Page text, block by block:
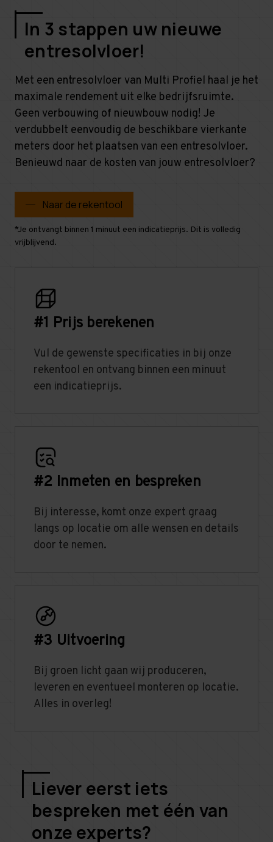
In 3 stappen uw nieuwe
entresolvloer!
Met een entresolvloer van Multi Profiel haal je het
maximale rendement uit elke bedrijfsruimte.
Geen verbouwing of nieuwbouw nodig! Je
verdubbelt eenvoudig de beschikbare vierkante
meters door het plaatsen van een entresolvloer.
Benieuwd naar de kosten van jouw entresolvloer?
Naar de rekentool
*Je ontvangt binnen 1 minuut een indicatieprijs. Dit is volledig
vrijblijvend.
#1 Prijs berekenen
Vul de gewenste specificaties in bij onze
rekentool en ontvang binnen een minuut
een indicatieprijs.
#2 Inmeten en bespreken
Bij interesse, komt onze expert graag
langs op locatie om alle wensen en details
door te nemen.
#3 Uitvoering
Bij groen licht gaan wij produceren,
leveren en eventueel monteren op locatie.
Alles in overleg!
Liever eerst iets
bespreken met één van
onze experts?